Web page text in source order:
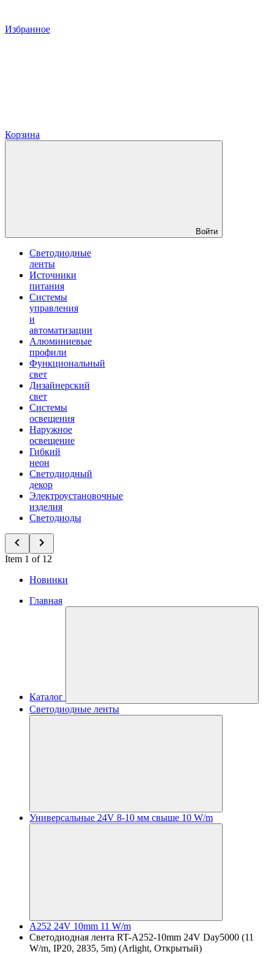
Избранное
Корзина
Войти
Светодиодные
ленты
Источники
питания
Системы
управления
и
автоматизации
Алюминиевые
профили
Функциональный
свет
Дизайнерский
свет
Системы
освещения
Наружное
освещение
Гибкий
неон
Светодиодный
декор
Электроустановочные
изделия
Светодиоды
Item 1 of 12
Новинки
Главная
Каталог
Светодиодные ленты
Универсальные 24V 8-10 мм свыше 10 W/m
A252 24V 10mm 11 W/m
Светодиодная лента RT-A252-10mm 24V Day5000 (11
W/m, IP20, 2835, 5m) (Arlight, Открытый)